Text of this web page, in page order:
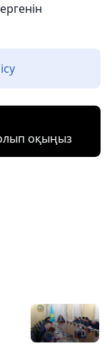
оқыңыз